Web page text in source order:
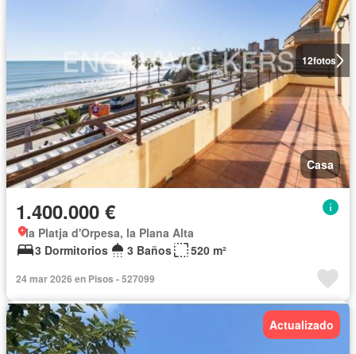
12fotos
Casa
1.400.000 €
la Platja d'Orpesa, la Plana Alta
3 Dormitorios
3 Baños 520 m²
24 mar 2026 en Pisos - 527099
Actualizado